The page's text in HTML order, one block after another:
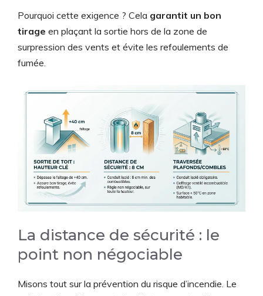
Pourquoi cette exigence ? Cela garantit un bon
tirage en plaçant la sortie hors de la zone de
surpression des vents et évite les refoulements de
fumée.
La distance de sécurité : le
point non négociable
Misons tout sur la prévention du risque d’incendie. Le